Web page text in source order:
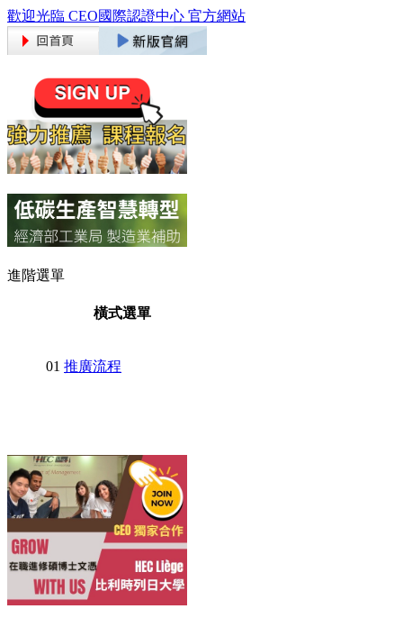
歡迎光臨 CEO國際認證中心 官方網站
進階選單
橫式選單
01 推廣流程